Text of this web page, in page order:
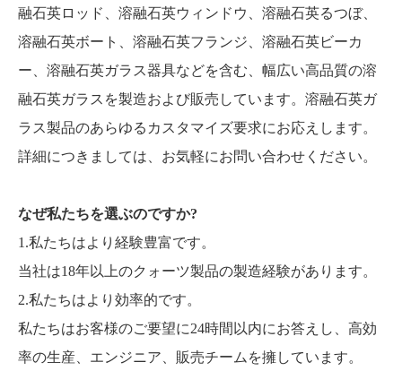
融石英ロッド、溶融石英ウィンドウ、溶融石英るつぼ、
溶融石英ボート、溶融石英フランジ、溶融石英ビーカ
ー、溶融石英ガラス器具などを含む、幅広い高品質の溶
融石英ガラスを製造および販売しています。溶融石英ガ
ラス製品のあらゆるカスタマイズ要求にお応えします。
詳細につきましては、お気軽にお問い合わせください。
なぜ私たちを選ぶのですか?
1.私たちはより経験豊富です。
当社は18年以上のクォーツ製品の製造経験があります。
2.私たちはより効率的です。
私たちはお客様のご要望に24時間以内にお答えし、高効
率の生産、エンジニア、販売チームを擁しています。